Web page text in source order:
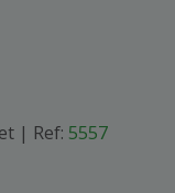
| Ref: 5557